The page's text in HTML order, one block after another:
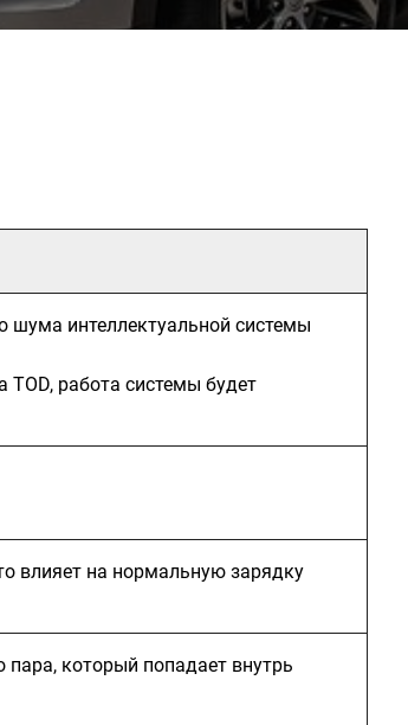
шума интеллектуальной системы
работа системы будет
влияет на нормальную зарядку
который попадает внутрь